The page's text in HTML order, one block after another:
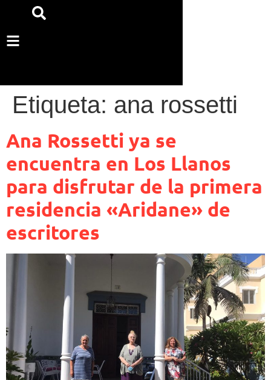
Etiqueta: ana rossetti
Ana Rossetti ya se
encuentra en Los Llanos
para disfrutar de la primera
residencia «Aridane» de
escritores